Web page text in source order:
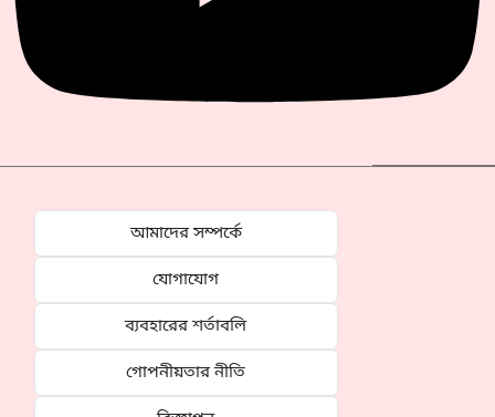
আমাদের সম্পর্কে
যোগাযোগ
ব্যবহারের শর্তাবলি
গোপনীয়তার নীতি